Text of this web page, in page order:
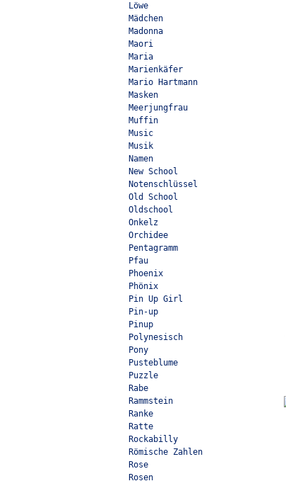
Löwe
Mädchen
Madonna
Maori
Maria
Marienkäfer
Mario Hartmann
Masken
Meerjungfrau
Muffin
Music
Musik
Namen
New School
Notenschlüssel
Old School
Oldschool
Onkelz
Orchidee
Pentagramm
Pfau
Phoenix
Phönix
Pin Up Girl
Pin-up
Pinup
Polynesisch
Pony
Pusteblume
Puzzle
Rabe
Rammstein
Ranke
Ratte
Rockabilly
Römische Zahlen
Rose
Rosen